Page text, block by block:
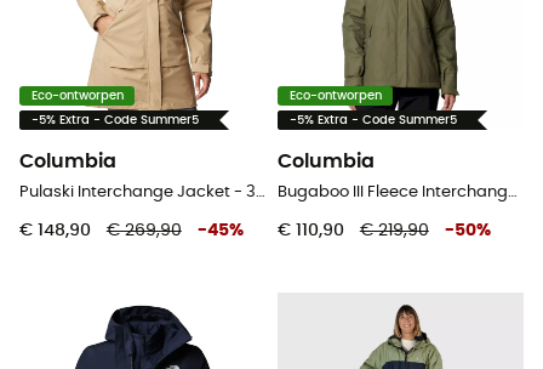
Eco-ontworpen
-5% Extra - Code Summer5
Columbia
€ 148,90 € 269,90 -45%
Eco-ontworpen
-5% Extra - Code Summer5
Columbia
€ 110,90 € 219,90 -50%